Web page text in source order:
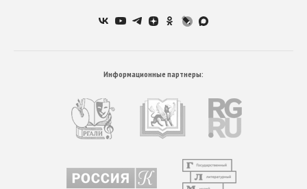
Информационные партнеры: